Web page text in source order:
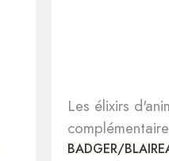
Les élixirs
BADGER/